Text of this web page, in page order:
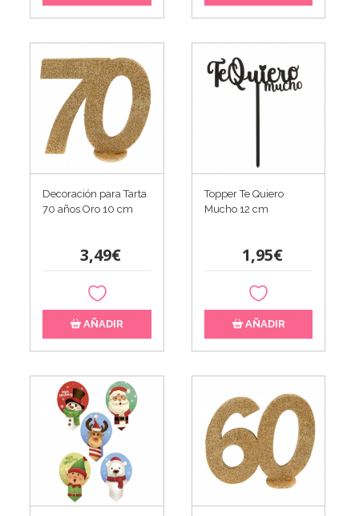
Decoración para Tarta
70 años Oro 10 cm
3,49€
AÑADIR
Topper Te Quiero
Mucho 12 cm
1,95€
AÑADIR